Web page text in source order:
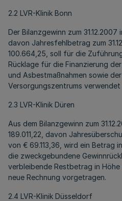
2.2 LVR-Klinik Bonn
Der Bilanzgewinn zum 31.12.2007
davon Jahresfehlbetrag zum
100.664,25, soll für die
Rücklage für die Finanzierung
und Asbestmaßnahmen sowie
Versorgungszentrums verwendet
2.3 LVR-Klinik Düren
Aus dem Bilanzgewinn zum
189.011,22, davon
von € 69.113,36, wird ein Betrag
die zweckgebundene
verbleibende Restbetrag in Höhe
neue Rechnung vorgetragen.
2.4 LVR-Klinik Düsseldorf